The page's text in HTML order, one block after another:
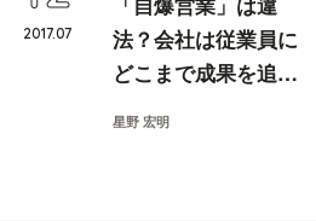
法？会社は従業員に
どこまで成果を追求
星野 宏明
2017.07